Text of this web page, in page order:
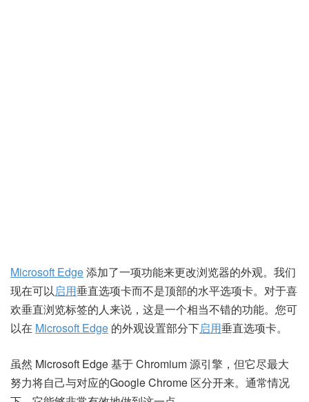
Microsoft Edge添加了一项功能来更改浏览器的外观。我们
现在可以启用垂直选项卡而不是顶部的水平选项卡。对于喜
欢垂直浏览标签的人来说，这是一个相当不错的功能。您可
以在 Microsoft Edge 的外观设置部分下启用垂直选项卡。
虽然 Microsoft Edge 基于 Chromium 源引擎，但它尽最大
努力将自己与对应的Google Chrome 区分开来。通常情况